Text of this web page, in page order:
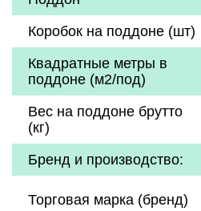
Коробок на поддоне (шт)
Квадратные метры в
поддоне (м2/под)
Вес на поддоне брутто
(кг)
Бренд и производство:
Торговая марка (бренд)